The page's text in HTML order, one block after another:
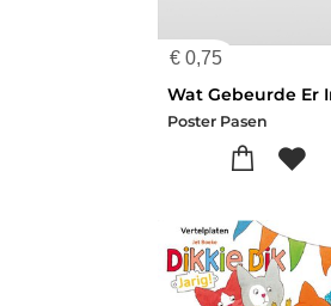
€ 0,75
Poster Pasen